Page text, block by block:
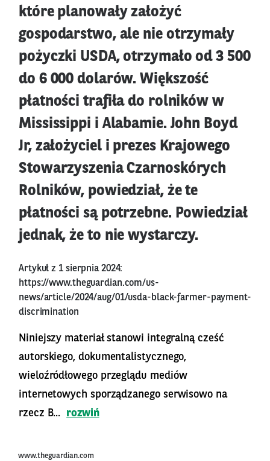
które planowały założyć
gospodarstwo, ale nie otrzymały
pożyczki USDA, otrzymało od 3 500
do 6 000 dolarów. Większość
płatności trafiła do rolników w
Mississippi i Alabamie. John Boyd
Jr, założyciel i prezes Krajowego
Stowarzyszenia Czarnoskórych
Rolników, powiedział, że te
płatności są potrzebne. Powiedział
jednak, że to nie wystarczy.
Artykuł z 1 sierpnia 2024:
https://www.theguardian.com/us-
news/article/2024/aug/01/usda-black-farmer-payment-
discrimination
Niniejszy materiał stanowi integralną cześć
autorskiego, dokumentalistycznego,
wieloźródłowego przeglądu mediów
internetowych sporządzanego serwisowo na
rzecz B...
rozwiń
www.theguardian.com